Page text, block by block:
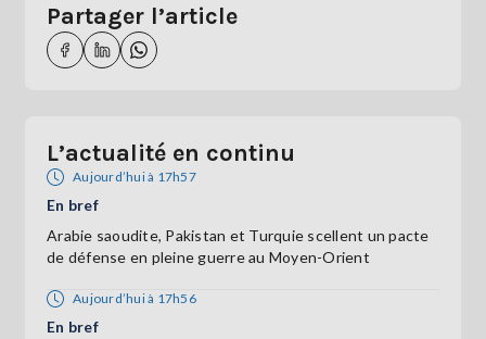
Partager l’article
L’actualité en continu
Aujourd’hui à 17h57
En bref
Arabie saoudite, Pakistan et Turquie scellent un pacte
de défense en pleine guerre au Moyen-Orient
Aujourd’hui à 17h56
En bref